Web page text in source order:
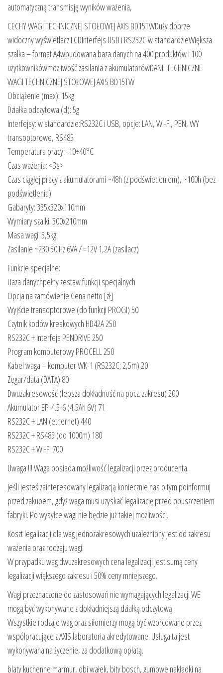
automatyczną transmisję wyników ważenia,
CECHY WAGI TECHNICZNEJ STOŁOWEJ AXIS BD15TWDuży dobrze
widoczny wyświetlacz LCDInterfejs USB i RS232C w standardzieWiększa
szalka – format A4wbudowana baza danych na 400 produktów i 100
użytkownikówmożliwość zasilania z akumulatorówDANE TECHNICZNE
WAGI TECHNICZNEJ STOŁOWEJ AXIS BD15TW
Obciążenie (max): 15kg
Działka odczytowa (d): 5g
Interfejsy: w standardzie:RS232C i USB, opcje: LAN, Wi-Fi, PEN, WY
transoptorowe, RS485
Temperatura pracy: -10÷40°C
Czas ważenia: <3s>
Czas ciągłej pracy z akumulatorami ~48h (z podświetleniem), ~100h (bez
podświetlenia)
Gabaryty: 335x320x110mm
Wymiary szalki: 300x210mm
Masa wagi: 3,5kg
Zasilanie ~230 50 Hz 6VA / =12V 1,2A (zasilacz)
Funkcje specjalne:
Baza danychpełny zestaw funkcji specjalnych
Opcja na zamówienie Cena netto [zł]
Wyjście transoptorowe (do funkcji PROGI) 50
Czytnik kodów kreskowych HD42A 250
RS232C + Interfejs PENDRIVE 250
Program komputerowy PROCELL 250
Kabel waga – komputer WK-1 (RS232C; 2,5m) 20
Zegar/data (DATA) 80
Dwuzakresowość (lepsza dokładność na pocz. zakresu) 200
Akumulator EP-4.5-6 (4,5Ah 6V) 71
RS232C + LAN (ethernet) 440
RS232C + RS485 (do 1000m) 180
RS232C + Wi-Fi 700
Uwaga !!! Waga posiada możliwość legalizacji przez producenta.
Jeśli jesteś zainteresowany legalizacją koniecznie nas o tym poinformuj
przed zakupem, gdyż waga musi uzyskać legalizację przed opuszczeniem
fabryki. Po wysyłce wagi nie będzie już takiej możliwości.
Koszt legalizacji dla wag jednozakresowych uzależniony jest od zakresu
ważenia oraz rodzaju wagi.
W przypadku wag dwuzakresowych cena legalizacji jest sumą ceny
legalizacji większego zakresu i 50% ceny mniejszego.
Wagi przeznaczone do zastosowań nie wymagających legalizacji WE
mogą być wykonywane z dokładniejszą działką odczytową.
Wszystkie rodzaje wag oraz siłomierzy mogą być wzorcowane przez
współpracujące z AXIS laboratoria akredytowane. Usługa ta jest
wykonywana na życzenie, za dodatkową opłatą.
blaty kuchenne marmur, obi wałek, bity bosch, gumowe nakładki na